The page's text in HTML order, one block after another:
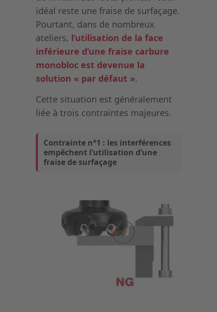
idéal reste une fraise de surfaçage.
Pourtant, dans de nombreux
ateliers, l’utilisation de la face
inférieure d’une fraise carbure
monobloc est devenue la
solution « par défaut ».
Cette situation est généralement
liée à trois contraintes majeures.
Contrainte n°1 : les interférences
empêchent l’utilisation d’une
fraise de surfaçage